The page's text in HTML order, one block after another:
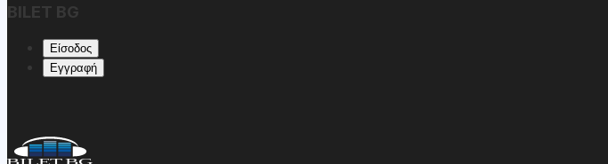
BILET BG
Είσοδος
Εγγραφή